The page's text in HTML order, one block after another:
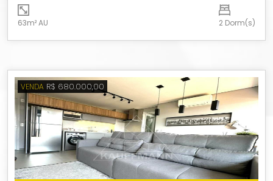
63m² AU 2 Dorm(s)
VENDA R$ 680.000,00